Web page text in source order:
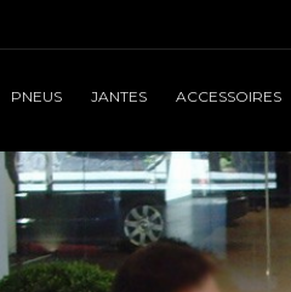
PNEUS JANTES ACCESSOIRES